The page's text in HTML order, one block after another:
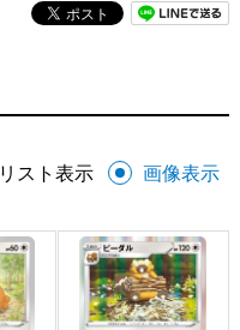
リスト表示 画像表示